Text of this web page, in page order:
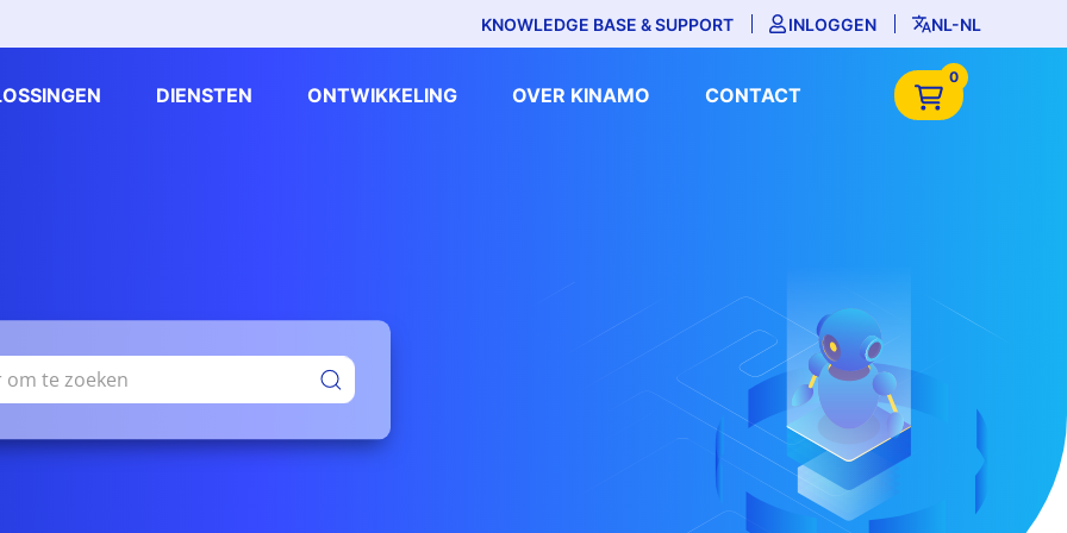
KNOWLEDGE BASE & SUPPORT INLOGGEN NL-NL
DIENSTEN ONTWIKKELING OVER KINAMO CONTACT
0